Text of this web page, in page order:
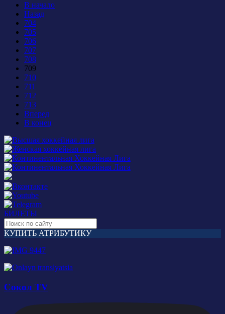
В начало
Назад
704
705
706
707
708
709
710
711
712
713
Вперед
В конец
БИЛЕТЫ
КУПИТЬ АТРИБУТИКУ
Сокол TV